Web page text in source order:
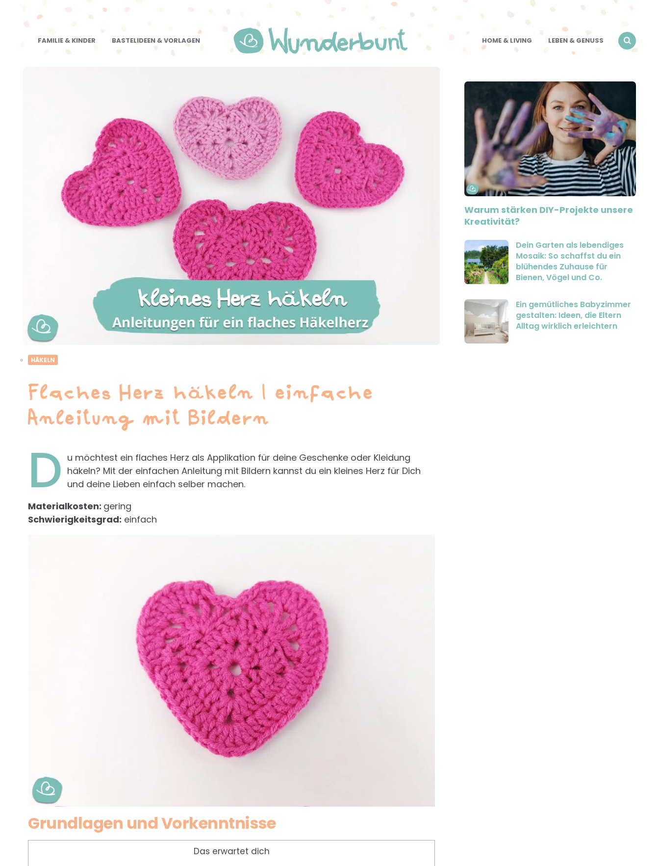
FAMILIE & KINDER BASTELIDEEN & VORLAGEN WUNDERBUNT.DE HOME & LIVING LEBEN & GENUSS
HÄKELN
Flaches Herz häkeln | einfache
Anleitung mit Bildern
D u möchtest ein flaches Herz als Applikation für deine Geschenke oder Kleidung
häkeln? Mit der einfachen Anleitung mit Bildern kannst du ein kleines Herz für Dich
und deine Lieben einfach selber machen.
Materialkosten: gering
Schwierigkeitsgrad: einfach
Grundlagen und Vorkenntnisse
Das erwartet dich
Warum stärken DIY-Projekte unsere
Kreativität?
Dein Garten als lebendiges
Mosaik: So schaffst du ein
blühendes Zuhause für
Bienen, Vögel und Co.
Ein gemütliches Babyzimmer
gestalten: Ideen, die Eltern
Alltag wirklich erleichtern